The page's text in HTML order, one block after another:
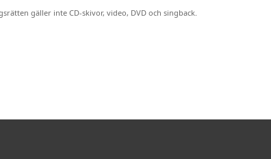
gäller inte CD-skivor, video, DVD och singback.